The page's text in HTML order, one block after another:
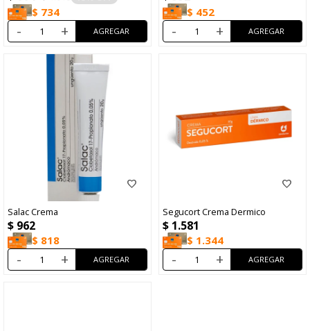
$ 734
- +
$ 452
- +
Salac Crema
$ 962
$ 818
- +
Segucort Crema Dermico
$ 1.581
$ 1.344
- +